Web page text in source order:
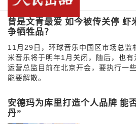
曾是文青最爱 如今被传关停 虾
争牺牲品？
11月29日，环球音乐中国区市场总监
米音乐将于明年1月关闭，随后，也
运营总监目前在北京开会，要执行一
能要解散。
安德玛为库里打造个人品牌 能
丹”